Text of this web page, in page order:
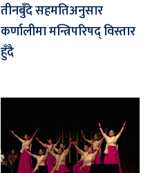
तीनबुँदे सहमतिअनुसार
कर्णालीमा मन्त्रिपरिषद् विस्तार
हुँदै